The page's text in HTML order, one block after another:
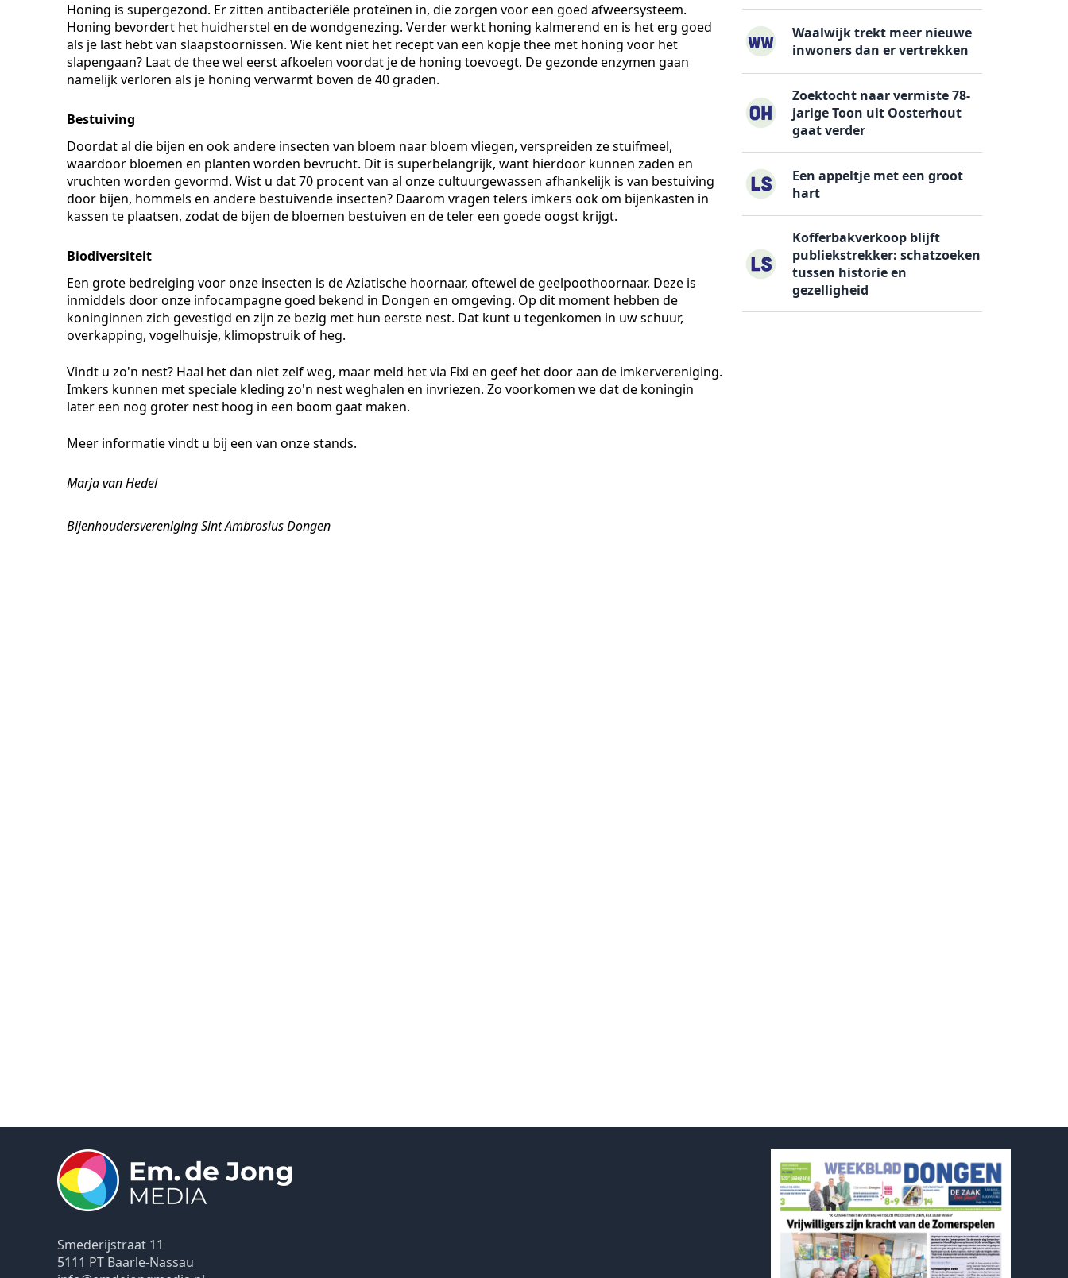
Honing is supergezond. Er zitten antibacteriële proteïnen in, die zorgen voor een goed afweersysteem.
Honing bevordert het huidherstel en de wondgenezing. Verder werkt honing kalmerend en is het erg goed
als je last hebt van slaapstoornissen. Wie kent niet het recept van een kopje thee met honing voor het
slapengaan? Laat de thee wel eerst afkoelen voordat je de honing toevoegt. De gezonde enzymen gaan
namelijk verloren als je honing verwarmt boven de 40 graden.
Bestuiving
Doordat al die bijen en ook andere insecten van bloem naar bloem vliegen, verspreiden ze stuifmeel,
waardoor bloemen en planten worden bevrucht. Dit is superbelangrijk, want hierdoor kunnen zaden en
vruchten worden gevormd. Wist u dat 70 procent van al onze cultuurgewassen afhankelijk is van bestuiving
door bijen, hommels en andere bestuivende insecten? Daarom vragen telers imkers ook om bijenkasten in
kassen te plaatsen, zodat de bijen de bloemen bestuiven en de teler een goede oogst krijgt.
Biodiversiteit
Een grote bedreiging voor onze insecten is de Aziatische hoornaar, oftewel de geelpoothoornaar. Deze is
inmiddels door onze infocampagne goed bekend in Dongen en omgeving. Op dit moment hebben de
koninginnen zich gevestigd en zijn ze bezig met hun eerste nest. Dat kunt u tegenkomen in uw schuur,
overkapping, vogelhuisje, klimopstruik of heg.
Vindt u zo'n nest? Haal het dan niet zelf weg, maar meld het via Fixi en geef het door aan de imkervereniging.
Imkers kunnen met speciale kleding zo'n nest weghalen en invriezen. Zo voorkomen we dat de koningin
later een nog groter nest hoog in een boom gaat maken.
Meer informatie vindt u bij een van onze stands.
Marja van Hedel
Bijenhoudersvereniging Sint Ambrosius Dongen
Waalwijk trekt meer nieuwe
inwoners dan er vertrekken
Zoektocht naar vermiste 78-
jarige Toon uit Oosterhout
gaat verder
Een appeltje met een groot
hart
Kofferbakverkoop blijft
publiekstrekker: schatzoeken
tussen historie en
gezelligheid
Smederijstraat 11
5111 PT Baarle-Nassau